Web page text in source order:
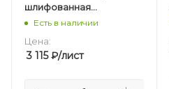
шлифованная
березовая
Есть в наличии
Цена:
3 115₽/лист